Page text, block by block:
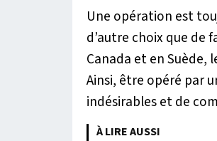
Une opération est
d’autre choix que de
Canada et en Suède,
Ainsi, être opéré par
indésirables et de
À LIRE AUSSI